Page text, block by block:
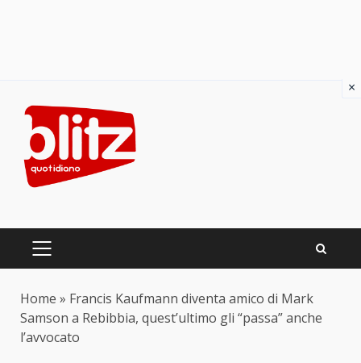
content
PRIMARY
Home » Francis Kaufmann diventa amico di Mark
Samson a Rebibbia, quest’ultimo gli “passa” anche
l’avvocato
×